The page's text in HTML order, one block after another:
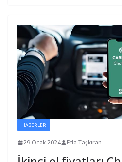
HABERLER
29 Ocak 2024 Eda Taşkıran